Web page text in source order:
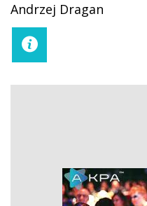
Andrzej Dragan